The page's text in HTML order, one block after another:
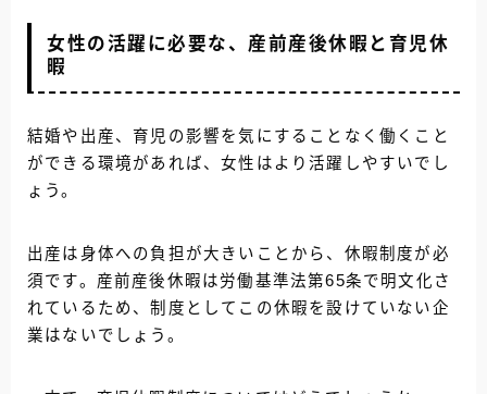
女性の活躍に必要な、産前産後休暇と育児休
暇
結婚や出産、育児の影響を気にすることなく働くこと
ができる環境があれば、女性はより活躍しやすいでし
ょう。
出産は身体への負担が大きいことから、休暇制度が必
須です。産前産後休暇は労働基準法第65条で明文化さ
れているため、制度としてこの休暇を設けていない企
業はないでしょう。